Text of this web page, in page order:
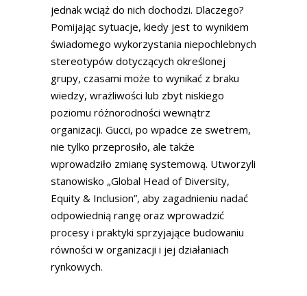
jednak wciąż do nich dochodzi. Dlaczego?
Pomijając sytuacje, kiedy jest to wynikiem
świadomego wykorzystania niepochlebnych
stereotypów dotyczących określonej
grupy, czasami może to wynikać z braku
wiedzy, wrażliwości lub zbyt niskiego
poziomu różnorodności wewnątrz
organizacji. Gucci, po wpadce ze swetrem,
nie tylko przeprosiło, ale także
wprowadziło zmianę systemową. Utworzyli
stanowisko „Global Head of Diversity,
Equity & Inclusion”, aby zagadnieniu nadać
odpowiednią rangę oraz wprowadzić
procesy i praktyki sprzyjające budowaniu
równości w organizacji i jej działaniach
rynkowych.